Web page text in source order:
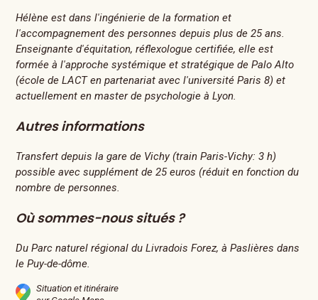
Hélène est dans l'ingénierie de la formation et
l'accompagnement des personnes depuis plus de 25 ans.
Enseignante d'équitation, réflexologue certifiée, elle est
formée à l'approche systémique et stratégique de Palo Alto
(école de LACT en partenariat avec l'université Paris 8) et
actuellement en master de psychologie à Lyon.
Autres informations
Transfert depuis la gare de Vichy (train Paris-Vichy: 3 h)
possible avec supplément de 25 euros (réduit en fonction du
nombre de personnes.
Où sommes-nous situés ?
Du Parc naturel régional du Livradois Forez, à Paslières dans
le Puy-de-dôme.
Situation et itinéraire